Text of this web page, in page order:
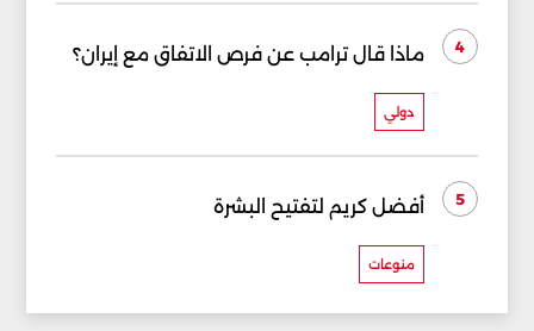
4 ماذا قال ترامب عن فرص الاتفاق مع إيران؟
دولي
5 أفضل كريم لتفتيح البشرة
منوعات